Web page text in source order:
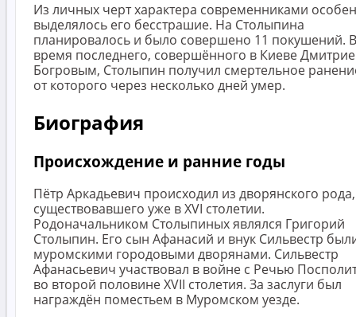
Из личных черт характера современниками
выделялось его бесстрашие. На Столыпина
планировалось и было совершено 11 покушений.
время последнего, совершённого в Киеве
Богровым, Столыпин получил смертельное
от которого через несколько дней умер.
Биография
Происхождение и ранние годы
Пётр Аркадьевич происходил из дворянского рода,
существовавшего уже в XVI столетии.
Родоначальником Столыпиных являлся Григорий
Столыпин. Его сын Афанасий и внук Сильвестр
муромскими городовыми дворянами. Сильвестр
Афанасьевич участвовал в войне с Речью
во второй половине XVII столетия. За заслуги был
награждён поместьем в Муромском уезде.